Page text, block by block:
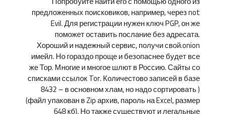
предложенных поисковиков, например, через not
Evil. Для регистрации нужен ключ PGP, он же
поможет оставить послание без адресата.
Хороший и надежный сервис, получи свой.onion
имейл. Но гораздо проще и безопаснее будет все
же Тор. Многие и многое шлют в Россию. Сайты со
списками ссылок Tor. Количестово записей в базе
8432 – в основном хлам, но надо сортировать )
(файл упакован в Zip архив, пароль на Excel, размер